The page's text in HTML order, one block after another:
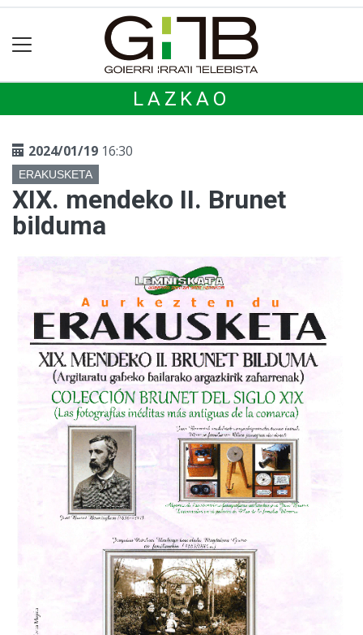
LAZKAO
2024/01/19 16:30
ERAKUSKETA
XIX. mendeko II. Brunet
bilduma